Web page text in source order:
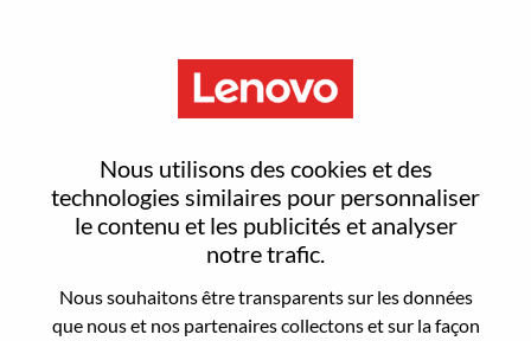
Nous utilisons des cookies et des
technologies similaires pour personnaliser
le contenu et les publicités et analyser
notre trafic.
Nous souhaitons être transparents sur les données
que nous et nos partenaires collectons et sur la façon
Reset password
Are you sure you want to reset your